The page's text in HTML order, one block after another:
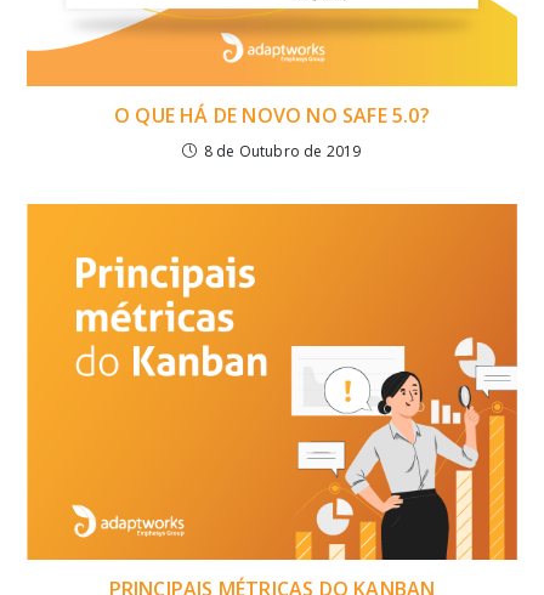
O QUE HÁ DE NOVO NO SAFE 5.0?
8 de Outubro de 2019
PRINCIPAIS MÉTRICAS DO KANBAN